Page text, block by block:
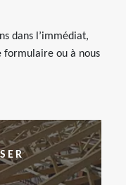
dans l’immédiat,
formulaire ou à nous